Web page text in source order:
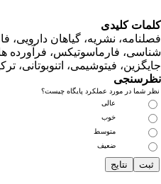
کلیدی
نشریه، گیاهان دارویی،
فارماسوتیکس، فرآورده
فیتوشیمی، اتنوبوتانی،
در مورد عملکرد پایگاه چیست؟
متوسط
ضعیف